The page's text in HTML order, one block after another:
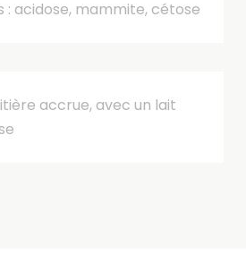
: acidose, mammite, cétose
accrue, avec un lait